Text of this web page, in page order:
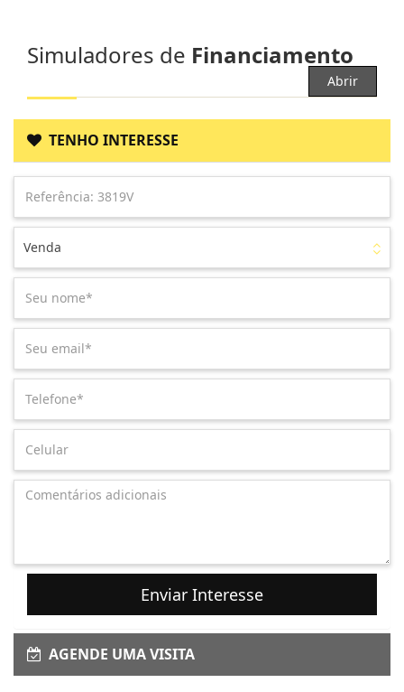
Simuladores de Financiamento
Abrir
TENHO INTERESSE
Venda
Enviar Interesse
AGENDE UMA VISITA